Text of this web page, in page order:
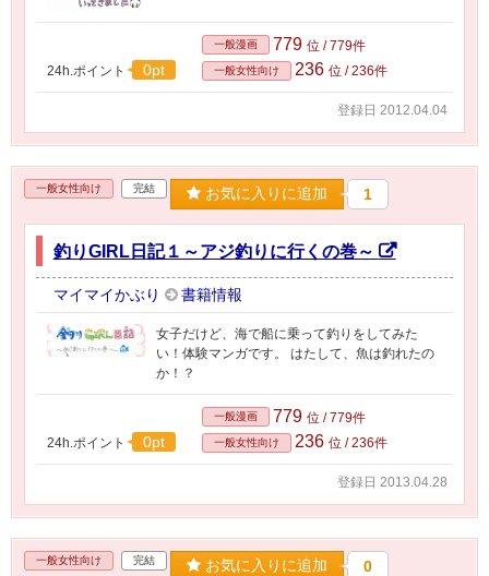
24h.ポイント 0pt
一般漫画 779 位 / 779件
一般女性向け 236 位 / 236件
登録日 2012.04.04
一般女性向け 完結 お気に入りに追加 1
釣りGIRL日記１～アジ釣りに行くの巻～
マイマイかぶり 書籍情報
女子だけど、海で船に乗って釣りをしてみた
い！体験マンガです。 はたして、魚は釣れたの
か！？
24h.ポイント 0pt
一般漫画 779 位 / 779件
一般女性向け 236 位 / 236件
登録日 2013.04.28
一般女性向け 完結 お気に入りに追加 0